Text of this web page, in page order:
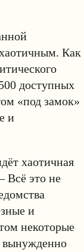
Как
доступных
«под замок»
и
хаотичная
Всё это не
и
некоторые
вынужденно